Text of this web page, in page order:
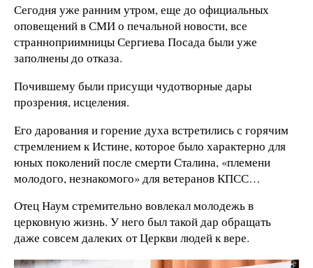
Сегодня уже ранним утром, еще до официальных
оповещений в СМИ о печальной новости, все
странноприимницы Сергиева Посада были уже
заполнены до отказа.
Почившему были присущи чудотворные дары
прозрения, исцеления.
Его дарования и горение духа встретились с горячим
стремлением к Истине, которое было характерно для
юных поколений после смерти Сталина, «племени
молодого, незнакомого» для ветеранов КПСС…
Отец Наум стремительно вовлекал молодежь в
церковную жизнь. У него был такой дар обращать
даже совсем далеких от Церкви людей к вере.